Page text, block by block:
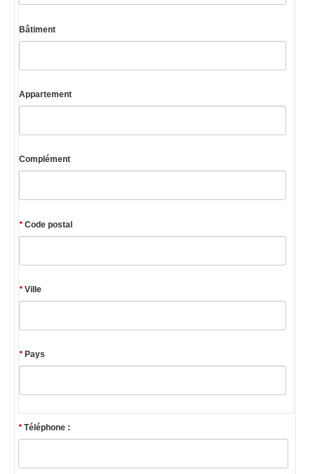
Bâtiment
Appartement
Complément
*Code postal
*Ville
*Pays
*Téléphone :